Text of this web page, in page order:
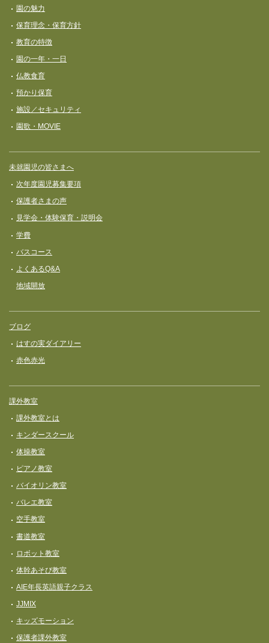
園の魅力
保育理念・保育⽅針
教育の特徴
園の一年・一日
仏教食育
預かり保育
施設／セキュリティ
園歌・MOVIE
未就園児の皆さまへ
次年度園児募集要項
保護者さまの声
見学会・体験保育・説明会
学費
バスコース
よくあるQ&A
地域開放
ブログ
はすの実ダイアリー
赤色赤光
課外教室
課外教室とは
キンダースクール
体操教室
ピアノ教室
バイオリン教室
バレエ教室
空手教室
書道教室
ロボット教室
体幹あそび教室
AIE年長英語親子クラス
JJMIX
キッズモーション
保護者課外教室